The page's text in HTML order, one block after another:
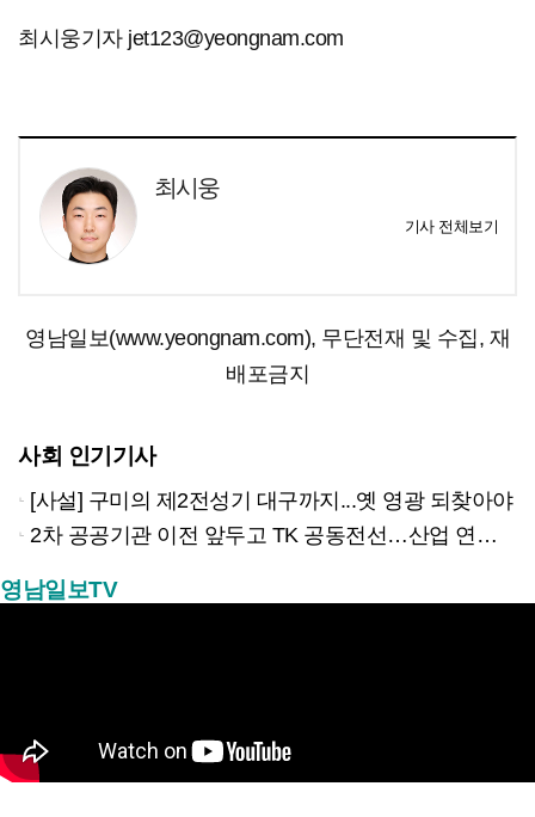
최시웅기자 jet123@yeongnam.com
최시웅
기사 전체보기
영남일보(www.yeongnam.com), 무단전재 및 수집, 재
배포금지
사회 인기기사
[사설] 구미의 제2전성기 대구까지...옛 영광 되찾아야
2차 공공기관 이전 앞두고 TK 공동전선…산업 연계형 유치 승부수
영남일보TV